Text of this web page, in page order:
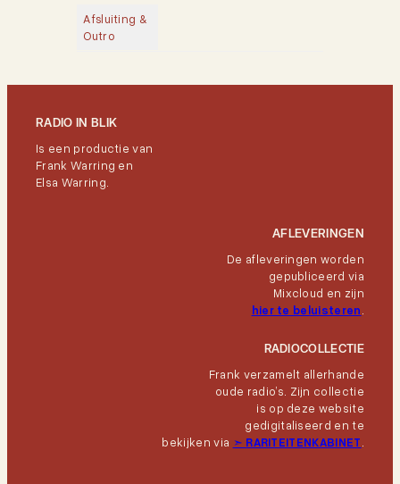
Afsluiting &
Outro
RADIO IN BLIK
Is een productie van
Frank Warring en
Elsa Warring.
AFLEVERINGEN
De afleveringen worden
gepubliceerd via
Mixcloud en zijn
hier te beluisteren.
RADIOCOLLECTIE
Frank verzamelt allerhande
oude radio’s. Zijn collectie
is op deze website
gedigitaliseerd en te
bekijken via ➣ RARITEITENKABINET.